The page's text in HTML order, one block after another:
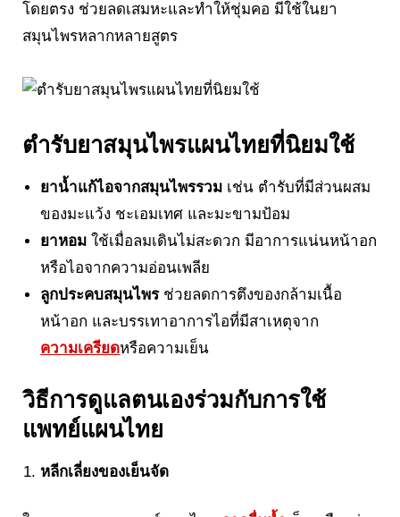
โดยตรง ช่วยลดเสมหะและทำให้ชุ่มคอ มีใช้ในยา
สมุนไพรหลากหลายสูตร
ตำรับยาสมุนไพรแผนไทยที่นิยมใช้
ยาน้ำแก้ไอจากสมุนไพรรวม เช่น ตำรับที่มีส่วนผสม
ของมะแว้ง ชะเอมเทศ และมะขามป้อม
ยาหอม ใช้เมื่อลมเดินไม่สะดวก มีอาการแน่นหน้าอก
หรือไอจากความอ่อนเพลีย
ลูกประคบสมุนไพรช่วยลดการตึงของกล้ามเนื้อ
หน้าอก และบรรเทาอาการไอที่มีสาเหตุจาก
ความเครียดหรือความเย็น
วิธีการดูแลตนเองร่วมกับการใช้
แพทย์แผนไทย
หลีกเลี่ยงของเย็นจัด